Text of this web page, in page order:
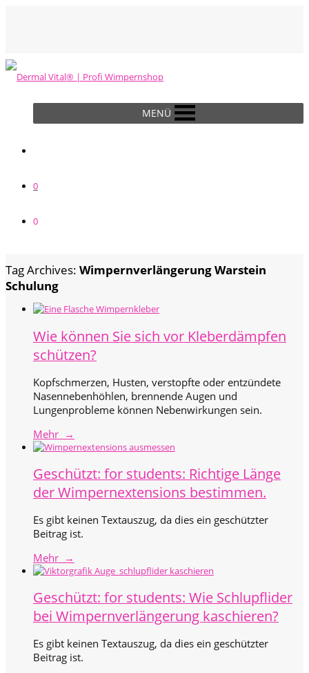
MENÜ
0
0
Tag Archives: Wimpernverlängerung Warstein
Schulung
Wie können Sie sich vor Kleberdämpfen
schützen?
Kopfschmerzen, Husten, verstopfte oder entzündete
Nasennebenhöhlen, brennende Augen und
Lungenprobleme können Nebenwirkungen sein.
Mehr →
Geschützt: for students: Richtige Länge
der Wimpernextensions bestimmen.
Es gibt keinen Textauszug, da dies ein geschützter
Beitrag ist.
Mehr →
Geschützt: for students: Wie Schlupflider
bei Wimpernverlängerung kaschieren?
Es gibt keinen Textauszug, da dies ein geschützter
Beitrag ist.